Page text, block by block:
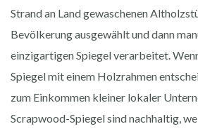
Strand an Land gewaschenen
Bevölkerung ausgewählt und dann
einzigartigen Spiegel verarbeitet.
Spiegel mit einem Holzrahmen
zum Einkommen kleiner lokaler
Scrapwood-Spiegel sind nachhaltig,